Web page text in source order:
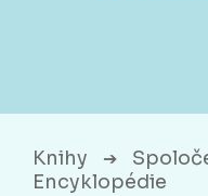
Knihy ➔
Encyklopédie